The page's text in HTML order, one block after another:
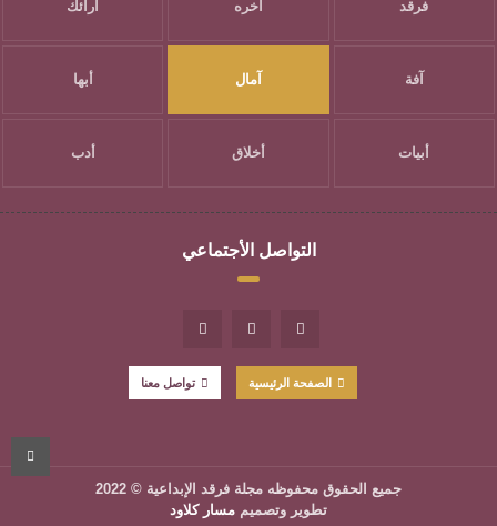
فرقد آخره آرائك
آفة آمال أبها
أبيات أخلاق أدب
التواصل الأجتماعي
الصفحة الرئيسية تواصل معنا
جميع الحقوق محفوظه مجلة فرقد الإبداعية © 2022
تطوير وتصميم مسار كلاود